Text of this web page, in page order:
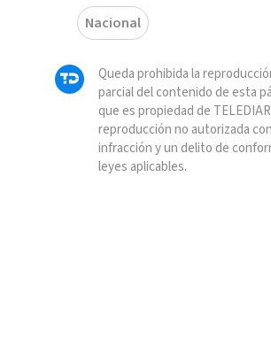
Nacional
Queda prohibida la
parcial del contenido de esta
que es propiedad de
reproducción no autorizada
infracción y un delito de
leyes aplicables.